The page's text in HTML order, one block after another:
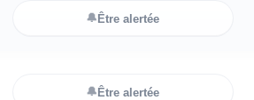
🔔Être alertée
🔔Être alertée